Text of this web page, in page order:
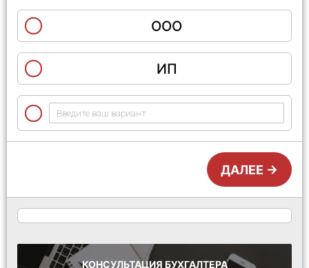
ООО
ИП
ДАЛЕЕ →
КОНСУЛЬТАЦИЯ БУХГАЛТЕРА